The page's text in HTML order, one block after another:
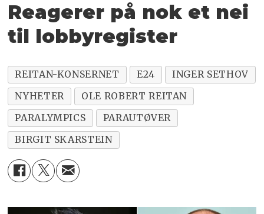
Reagerer på nok et nei
til lobbyregister
REITAN-KONSERNET E24
INGER SETHOV
NYHETER
OLE ROBERT REITAN
PARALYMPICS
PARAUTØVER
BIRGIT SKARSTEIN